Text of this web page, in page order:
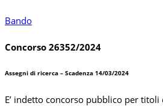
Bando
Concorso 26352/2024
Assegni di ricerca – Scadenza 14/03/2024
E’ indetto concorso pubblico per